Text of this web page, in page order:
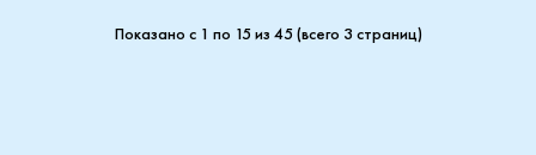
Показано с 1 по 15 из 45 (всего 3 страниц)